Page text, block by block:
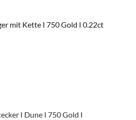
mit Kette I 750 Gold I 0.22ct